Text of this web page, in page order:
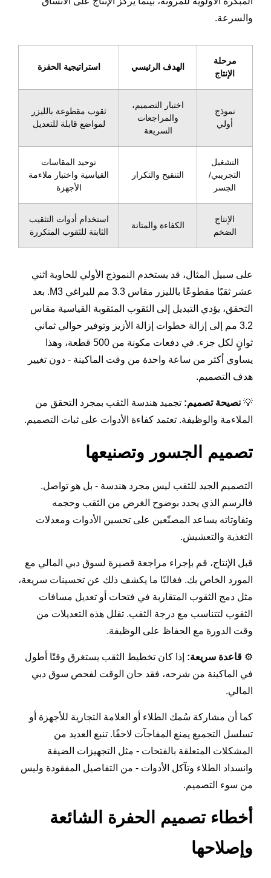
والسرعة.
مرحلة
الإنتاج
الهدف الرئيسي استراتيجية الحفرة
نموذج
أولي
اختبار التصميم،
والمراجعات
السريعة
ثقوب مقطوعة بالليزر
لمواضع قابلة للتعديل
التشغيل
التجريبي/
الجسر
التنقيح والتكرار
توحيد المقاسات
القياسية واختبار ملاءمة
الأجهزة
الإنتاج
الضخم
الكفاءة والمتانة
استخدام أدوات التثقيب
الثابتة للثقوب المتكررة
على سبيل المثال، قد يستخدم النموذج الأولي للحاوية اثني
عشر ثقبًا مقطوعًا بالليزر مقاس 3.3 مم للبراغي M3. بعد
التحقق، يؤدي التبديل إلى الثقوب المثقوبة القياسية مقاس
3.2 مم إلى إزالة خطوات إزالة الأزيز وتوفير حوالي ثماني
ثوانٍ لكل جزء. في دفعات مكونة من 500 قطعة، وهذا
يساوي أكثر من ساعة واحدة من وقت الماكينة - دون تغيير
هدف التصميم.
💡 نصيحة تصميم: تجميد هندسة الثقب بمجرد التحقق من
الملاءمة والوظيفة. تعتمد كفاءة الأدوات على ثبات التصميم.
تصميم الجسور وتصنيعها
التصميم الجيد للثقب ليس مجرد هندسة - بل هو تواصل.
فالرسم الذي يحدد بوضوح الغرض من الثقب وحجمه
وتفاوتاته يساعد المصنّعين على تحسين الأدوات ومعدلات
التغذية والتعشيش.
قبل الإنتاج، قم بإجراء مراجعة قصيرة لسوق دبي المالي مع
المورد الخاص بك. فغالبًا ما يكشف ذلك عن تحسينات سريعة،
مثل دمج الثقوب المتقاربة في فتحات أو تعديل مسافات
الثقوب لتتناسب مع درجة الثقب. تقلل هذه التعديلات من
وقت الدورة مع الحفاظ على الوظيفة.
⚙️ قاعدة سريعة: إذا كان تخطيط الثقب يستغرق وقتًا أطول
في الماكينة من شرحه، فقد حان الوقت لفحص سوق دبي
المالي.
كما أن مشاركة سُمك الطلاء أو العلامة التجارية للأجهزة أو
تسلسل التجميع يمنع المفاجآت لاحقًا. تنبع العديد من
المشكلات المتعلقة بالفتحات - مثل التجهيزات الضيقة
وانسداد الطلاء وتآكل الأدوات - من التفاصيل المفقودة وليس
من سوء التصميم.
أخطاء تصميم الحفرة الشائعة
وإصلاحها